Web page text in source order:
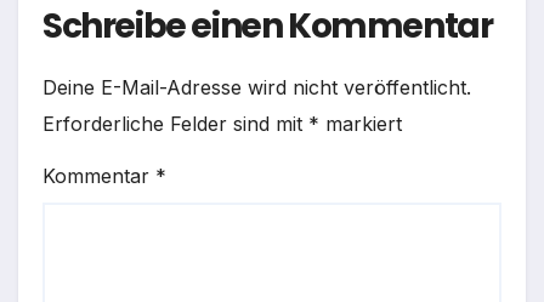
Schreibe einen Kommentar
Deine E-Mail-Adresse wird nicht veröffentlicht.
Erforderliche Felder sind mit * markiert
Kommentar *